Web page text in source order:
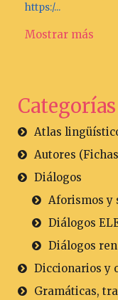
https:/...
Mostrar más
Categorías
Atlas
Autores
Diálogos
Aforismos y
Diálogos
Diálogos
Diccionarios y
Gramáticas,